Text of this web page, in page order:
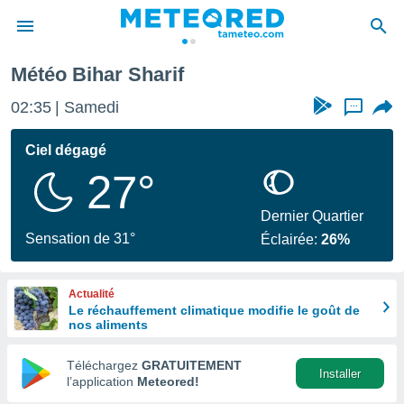
de
en
Météo Bihar Sharif
02:35 Samedi ...
Ciel dégagé
27°
Sensation de 31°
Dernier Quartier
Éclairée:26%
Actualité
Le réchauffement climatique modifie le goût de
nos aliments
Téléchargez GRATUITEMENT
l’application Meteored!
Installer